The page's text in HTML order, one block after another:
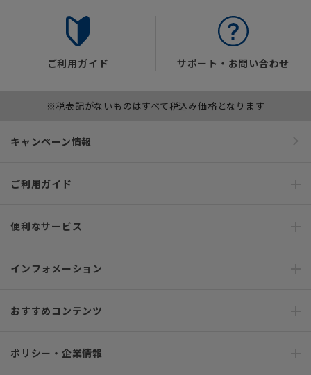
ご利用ガイド サポート・お問い合わせ
※税表記がないものはすべて税込み価格となります
キャンペーン情報
ご利用ガイド
便利なサービス
インフォメーション
おすすめコンテンツ
ポリシー・企業情報